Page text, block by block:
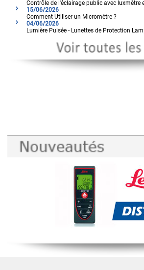
Contrôle de l'éclairage public avec luxmètre
15/06/2026
Comment Utiliser un Micromètre ?
04/06/2026
Lumière Pulsée - Lunettes de Protection